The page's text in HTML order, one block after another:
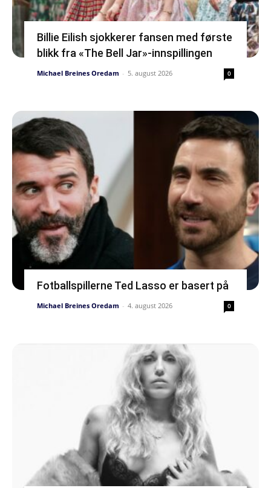
Billie Eilish sjokkerer fansen med første
blikk fra «The Bell Jar»-innspillingen
Michael Breines Oredam - 5. august 2026 0
Fotballspillerne Ted Lasso er basert på
Michael Breines Oredam - 4. august 2026 0